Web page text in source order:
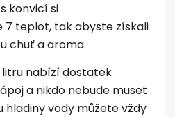
konvicí si
7 teplot, tak abyste získali
chuť a aroma.
litru nabízí dostatek
a nikdo nebude muset
hladiny vody můžete vždy